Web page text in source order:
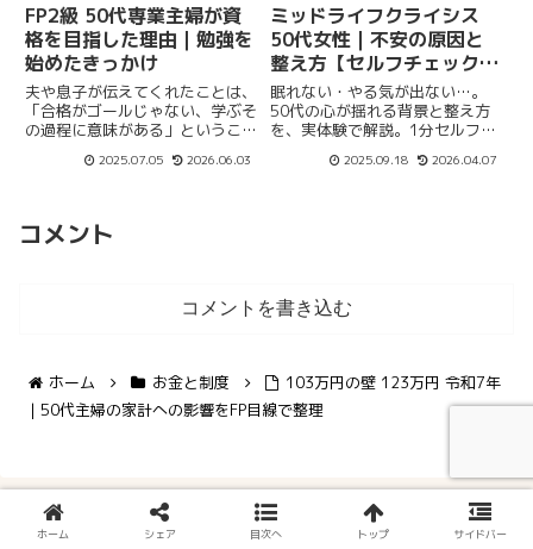
FP2級 50代専業主婦が資
格を目指した理由｜勉強を
始めたきっかけ
夫や息子が伝えてくれたことは、
「合格がゴールじゃない、学ぶそ
の過程に意味がある」というこ
て、今は「知ることの喜び」を感
2025.07.05 2026.06.03
ミッドライフクライシス
50代女性｜不安の原因と
整え方【セルフチェック
付】
眠れない・やる気が出ない…。
50代の心が揺れる背景と整え方
を、実体験で解説。1分セルフチ
家事と家計の軽量化で回復。
2025.09.18 2026.04.07
コメント
コメントを書き込む
ホーム お金と制度
103万円の壁 123万円 令和7年
｜50代主婦の家計への影響をFP目線で整理
ホーム シェア 目次へ トップ サイドバー